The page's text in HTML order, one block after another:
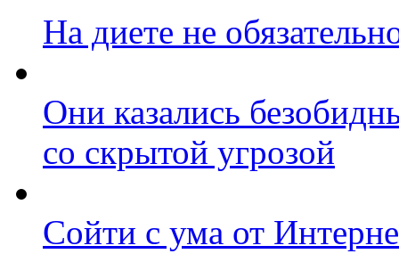
На диете не
Они казались
со скрытой угрозой
Сойти с ума от